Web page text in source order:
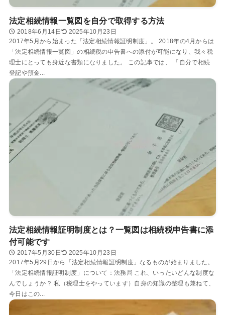
法定相続情報一覧図を自分で取得する方法
2018年6月14日
2025年10月23日
2017年5月から始まった「法定相続情報証明制度」。 2018年の4月からは
「法定相続情報一覧図」の相続税の申告書への添付が可能になり、我々税
理士にとっても身近な書類になりました。 この記事では、 「自分で相続
登記や預金...
法定相続情報証明制度とは？一覧図は相続税申告書に添
付可能です
2017年5月30日
2025年10月23日
2017年5月29日から「法定相続情報証明制度」なるものが始まりました。
「法定相続情報証明制度」について：法務局 これ、いったいどんな制度な
んでしょうか？ 私（税理士をやっています）自身の知識の整理も兼ねて、
今日はこの...